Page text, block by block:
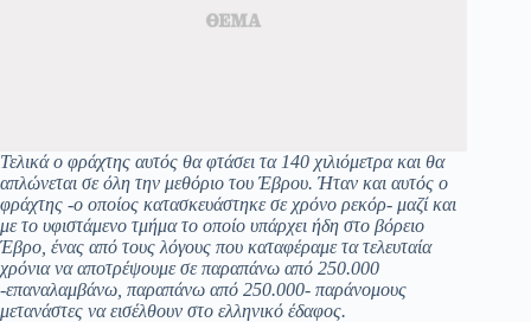
Τελικά ο φράχτης αυτός θα φτάσει τα 140 χιλιόμετρα και θα
απλώνεται σε όλη την μεθόριο του Έβρου. Ήταν και αυτός ο
φράχτης -ο οποίος κατασκευάστηκε σε χρόνο ρεκόρ- μαζί και
με το υφιστάμενο τμήμα το οποίο υπάρχει ήδη στο βόρειο
Έβρο, ένας από τους λόγους που καταφέραμε τα τελευταία
χρόνια να αποτρέψουμε σε παραπάνω από 250.000
-επαναλαμβάνω, παραπάνω από 250.000- παράνομους
μετανάστες να εισέλθουν στο ελληνικό έδαφος.